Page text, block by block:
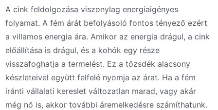
A cink feldolgozása viszonylag energiaigényes
folyamat. A fém árát befolyásoló fontos tényező ezért
a villamos energia ára. Amikor az energia drágul, a cink
előállítása is drágul, és a kohók egy része
visszafoghatja a termelést. Ez a tőzsdék alacsony
készleteivel együtt felfelé nyomja az árat. Ha a fém
iránti vállalati kereslet változatlan marad, vagy akár
még nő is, akkor további áremelkedésre számíthatunk.